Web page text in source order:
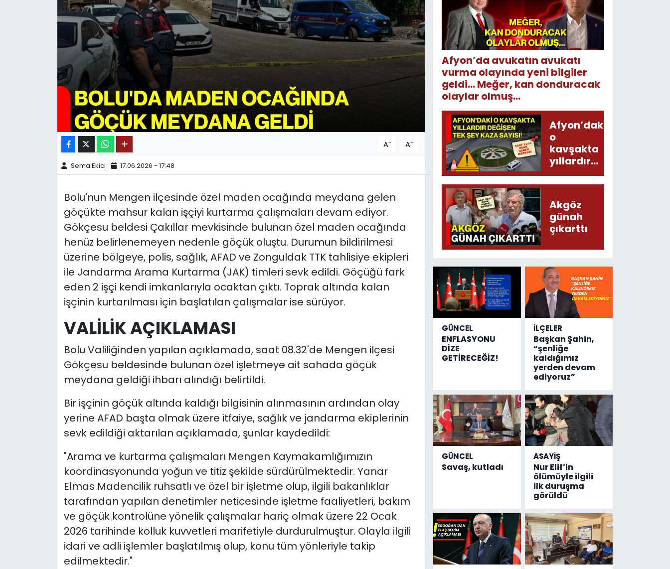
A- A+
Sema Ekici 17.06.2026 - 17:48
Bolu'nun Mengen ilçesinde özel maden ocağında meydana gelen
göçükte mahsur kalan işçiyi kurtarma çalışmaları devam ediyor.
Gökçesu beldesi Çakıllar mevkisinde bulunan özel maden ocağında
henüz belirlenemeyen nedenle göçük oluştu. Durumun bildirilmesi
üzerine bölgeye, polis, sağlık, AFAD ve Zonguldak TTK tahlisiye ekipleri
ile Jandarma Arama Kurtarma (JAK) timleri sevk edildi. Göçüğü fark
eden 2 işçi kendi imkanlarıyla ocaktan çıktı. Toprak altında kalan
işçinin kurtarılması için başlatılan çalışmalar ise sürüyor.
VALİLİK AÇIKLAMASI
Bolu Valiliğinden yapılan açıklamada, saat 08.32'de Mengen ilçesi
Gökçesu beldesinde bulunan özel işletmeye ait sahada göçük
meydana geldiği ihbarı alındığı belirtildi.
Bir işçinin göçük altında kaldığı bilgisinin alınmasının ardından olay
yerine AFAD başta olmak üzere itfaiye, sağlık ve jandarma ekiplerinin
sevk edildiği aktarılan açıklamada, şunlar kaydedildi:
"Arama ve kurtarma çalışmaları Mengen Kaymakamlığımızın
koordinasyonunda yoğun ve titiz şekilde sürdürülmektedir. Yanar
Elmas Madencilik ruhsatlı ve özel bir işletme olup, ilgili bakanlıklar
tarafından yapılan denetimler neticesinde işletme faaliyetleri, bakım
ve göçük kontrolüne yönelik çalışmalar hariç olmak üzere 22 Ocak
2026 tarihinde kolluk kuvvetleri marifetiyle durdurulmuştur. Olayla ilgili
idari ve adli işlemler başlatılmış olup, konu tüm yönleriyle takip
edilmektedir."
Afyon’da avukatın avukatı
vurma olayında yeni bilgiler
geldi... Meğer, kan donduracak
olaylar olmuş...
Afyon’daki
o
kavşakta
yıllardır
değişen
tek şey
sayısı!
Akgöz
günah
çıkarttı
GÜNCEL
ENFLASYONU
DİZE
GETİRECEĞİZ!
İLÇELER
Başkan Şahin,
“şenliğe
kaldığımız
yerden devam
ediyoruz”
GÜNCEL
Savaş, kutladı
ASAYİŞ
Nur Elif’in
ölümüyle ilgili
ilk duruşma
görüldü
11:11 MANŞET